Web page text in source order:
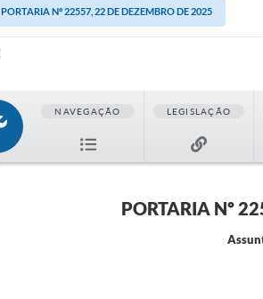
PORTARIA Nº 22557, 22 DE DEZEMBRO DE 2025
NAVEGAÇÃO LEGISLAÇÃO
PORTARIA Nº